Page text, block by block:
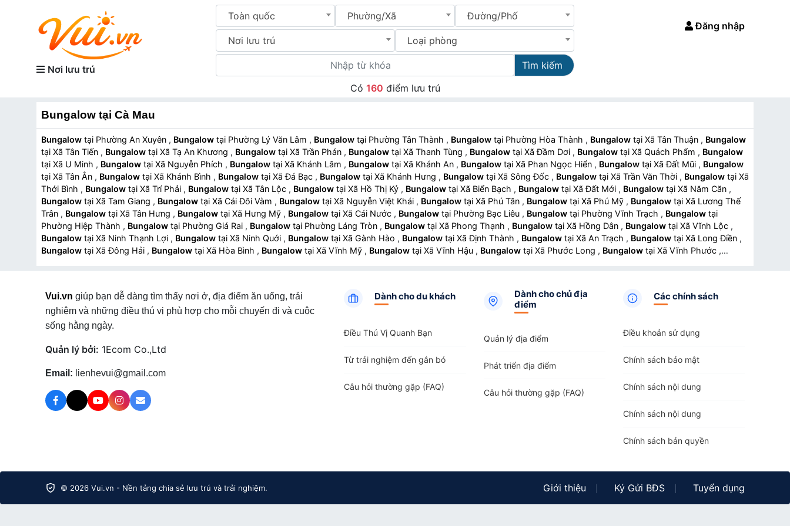
Nơi lưu trú
Toàn quốc Phường/Xã Đường/Phố
Nơi lưu trú Loại phòng
Tìm kiếm
Đăng nhập
Có 160 điểm lưu trú
Bungalow tại Cà Mau
Bungalow tại Phường An Xuyên , Bungalow tại Phường Lý Văn Lâm , Bungalow tại Phường Tân Thành , Bungalow tại Phường Hòa Thành , Bungalow tại Xã Tân Thuận , Bungalow
tại Xã Tân Tiến , Bungalow tại Xã Tạ An Khương , Bungalow tại Xã Trần Phán , Bungalow tại Xã Thanh Tùng , Bungalow tại Xã Đầm Dơi , Bungalow tại Xã Quách Phẩm , Bungalow
tại Xã U Minh , Bungalow tại Xã Nguyễn Phích , Bungalow tại Xã Khánh Lâm , Bungalow tại Xã Khánh An , Bungalow tại Xã Phan Ngọc Hiển , Bungalow tại Xã Đất Mũi , Bungalow
tại Xã Tân Ân , Bungalow tại Xã Khánh Bình , Bungalow tại Xã Đá Bạc , Bungalow tại Xã Khánh Hưng , Bungalow tại Xã Sông Đốc , Bungalow tại Xã Trần Văn Thời , Bungalow tại Xã
Thới Bình , Bungalow tại Xã Trí Phải , Bungalow tại Xã Tân Lộc , Bungalow tại Xã Hồ Thị Kỷ , Bungalow tại Xã Biển Bạch , Bungalow tại Xã Đất Mới , Bungalow tại Xã Năm Căn ,
Bungalow
tại Xã Tam Giang , Bungalow tại Xã Cái Đôi Vàm , Bungalow tại Xã Nguyễn Việt Khái , Bungalow tại Xã Phú Tân , Bungalow tại Xã Phú Mỹ , Bungalow tại Xã Lương Thế
Trân , Bungalow tại Xã Tân Hưng , Bungalow tại Xã Hưng Mỹ , Bungalow tại Xã Cái Nước , Bungalow tại Phường Bạc Liêu , Bungalow tại Phường Vĩnh Trạch , Bungalow tại
Phường Hiệp Thành , Bungalow tại Phường Giá Rai , Bungalow tại Phường Láng Tròn , Bungalow tại Xã Phong Thạnh , Bungalow tại Xã Hồng Dân , Bungalow tại Xã Vĩnh Lộc ,
Bungalow
tại Xã Ninh Thạnh Lợi , Bungalow tại Xã Ninh Quới , Bungalow tại Xã Gành Hào , Bungalow tại Xã Định Thành , Bungalow tại Xã An Trạch , Bungalow tại Xã Long Điền ,
Bungalow
tại Xã Đông Hải , Bungalow tại Xã Hòa Bình , Bungalow tại Xã Vĩnh Mỹ , Bungalow tại Xã Vĩnh Hậu , Bungalow tại Xã Phước Long , Bungalow tại Xã Vĩnh Phước ,
Vui.vn giúp bạn dễ dàng tìm thấy nơi ở, địa điểm ăn uống, trải
nghiệm và những điều thú vị phù hợp cho mỗi chuyến đi và cuộc
sống hằng ngày.
Quản lý bởi: 1Ecom Co.,Ltd
Email: lienhevui@gmail.com
Dành cho du khách
Điều Thú Vị Quanh Bạn
Từ trải nghiệm đến gắn bó
Câu hỏi thường gặp (FAQ)
Dành cho chủ địa
điểm
Quản lý địa điểm
Phát triển địa điểm
Câu hỏi thường gặp (FAQ)
Các chính sách
Điều khoản sử dụng
Chính sách bảo mật
Chính sách nội dung
Chính sách nội dung
Chính sách bản quyền
© 2026 Vui.vn - Nền tảng chia sẻ lưu trú và trải nghiệm. Giới thiệu Ký Gửi BĐS Tuyển dụng